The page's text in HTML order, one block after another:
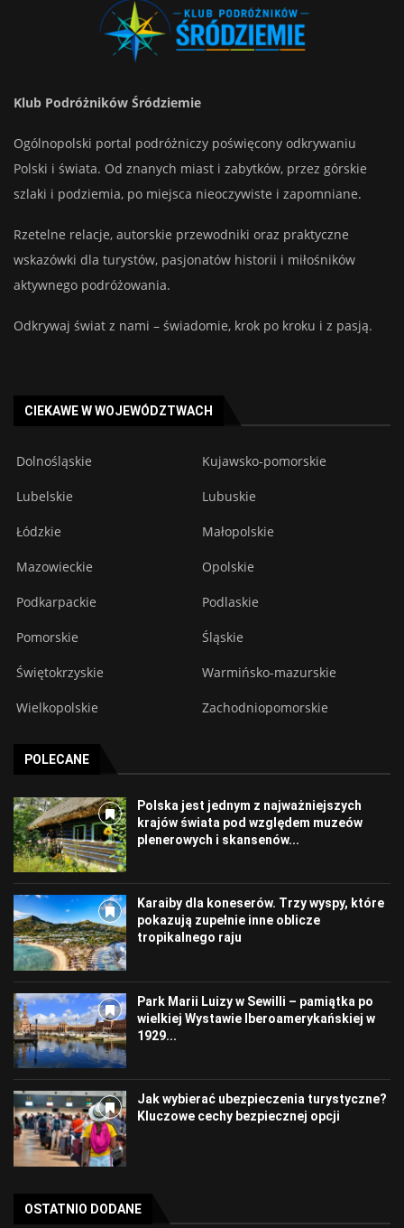
Klub Podróżników Śródziemie
Ogólnopolski portal podróżniczy poświęcony odkrywaniu
Polski i świata. Od znanych miast i zabytków, przez górskie
szlaki i podziemia, po miejsca nieoczywiste i zapomniane.
Rzetelne relacje, autorskie przewodniki oraz praktyczne
wskazówki dla turystów, pasjonatów historii i miłośników
aktywnego podróżowania.
Odkrywaj świat z nami – świadomie, krok po kroku i z pasją.
CIEKAWE W WOJEWÓDZTWACH
Dolnośląskie Kujawsko-pomorskie
Lubelskie Lubuskie
Łódzkie Małopolskie
Mazowieckie Opolskie
Podkarpackie Podlaskie
Pomorskie Śląskie
Świętokrzyskie Warmińsko-mazurskie
Wielkopolskie Zachodniopomorskie
POLECANE
Polska jest jednym z najważniejszych
krajów świata pod względem muzeów
plenerowych i skansenów...
Karaiby dla koneserów. Trzy wyspy, które
pokazują zupełnie inne oblicze
tropikalnego raju
Park Marii Luizy w Sewilli – pamiątka po
wielkiej Wystawie Iberoamerykańskiej w
1929...
Jak wybierać ubezpieczenia turystyczne?
Kluczowe cechy bezpiecznej opcji
OSTATNIO DODANE